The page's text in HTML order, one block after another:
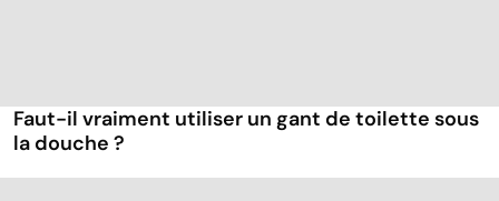
Faut-il vraiment utiliser un gant de toilette sous
la douche ?